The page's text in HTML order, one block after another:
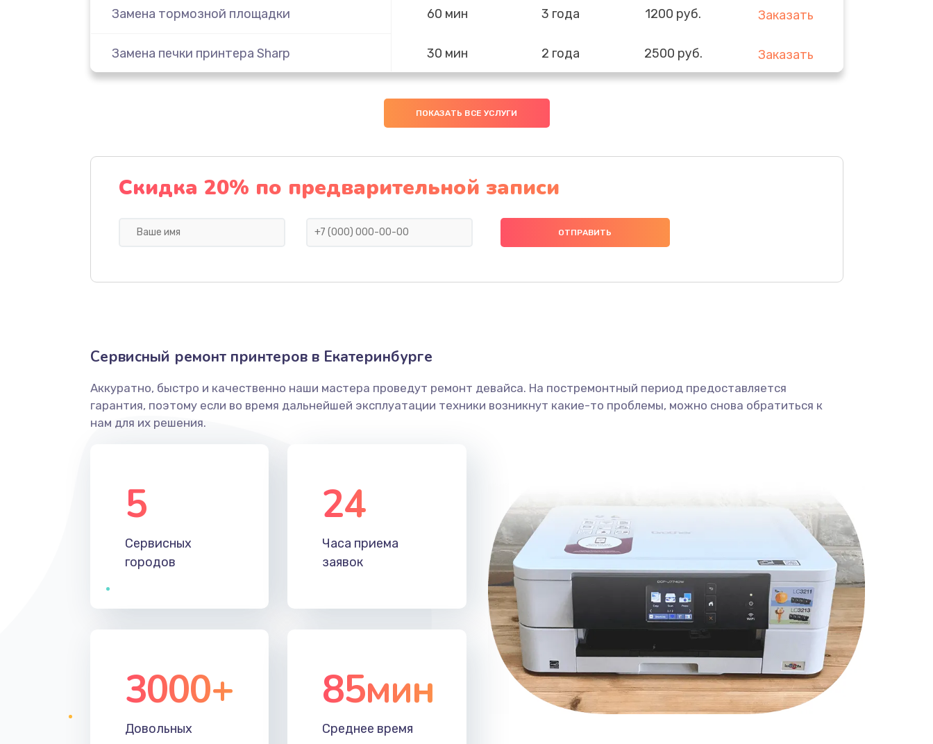
Замена тормозной площадки 60 мин 3 года 1200 руб. Заказать
Замена печки принтера Sharp 30 мин 2 года 2500 руб. Заказать
20 мин 1 год
1 год 1700 руб.
Чистка блока проявки 20 мин 2 года 1700 руб. Заказать
ПОКАЗАТЬ ВСЕ УСЛУГИ
Скидка 20% по предварительной записи
Сервисный ремонт принтеров в Екатеринбурге
Аккуратно, быстро и качественно наши мастера проведут ремонт девайса. На постремонтный период предоставляется
гарантия, поэтому если во время дальнейшей эксплуатации техники возникнут какие-то проблемы, можно снова обратиться к
нам для их решения.
5
Сервисных
городов
24
Часа приема
заявок
3000+
Довольных
85мин
Среднее время